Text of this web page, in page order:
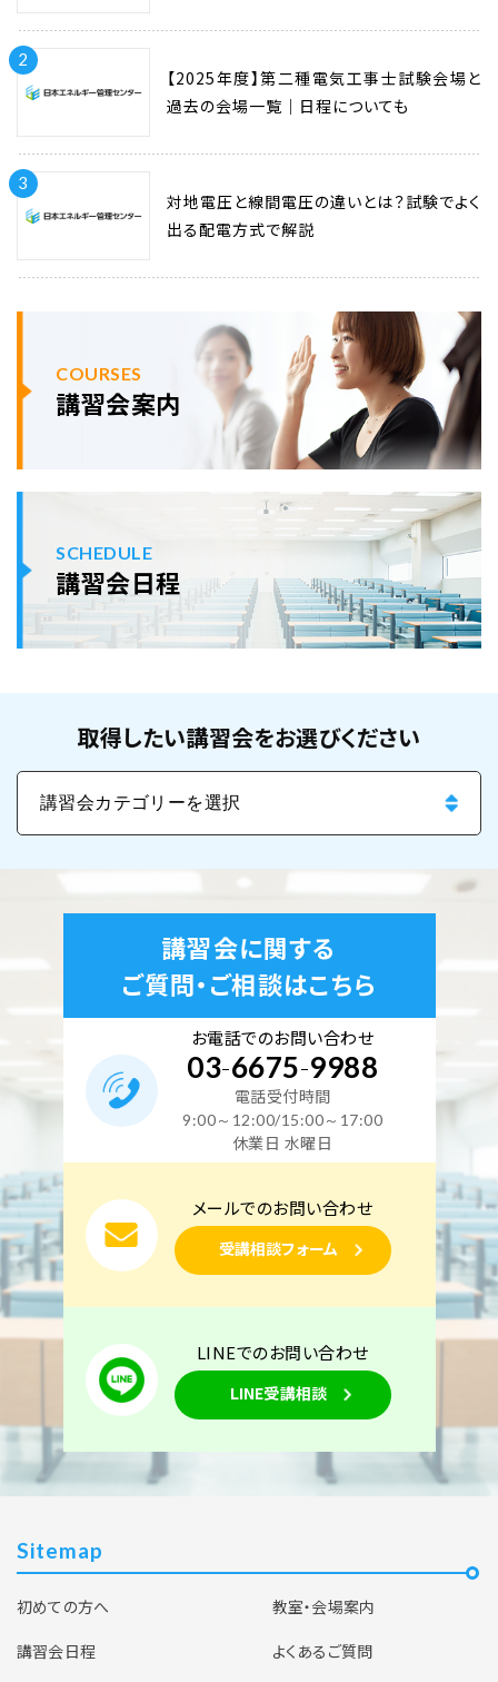
2
【2025年度】第二種電気工事士試験会場と
過去の会場一覧｜日程についても
3
対地電圧と線間電圧の違いとは？試験でよく
出る配電方式で解説
COURSES
講習会案内
SCHEDULE
講習会日程
取得したい講習会をお選びください
講習会に関する
ご質問・ご相談はこちら
お電話でのお問い合わせ
03-6675-9988
電話受付時間
9:00～12:00/15:00～17:00
休業日 水曜日
メールでのお問い合わせ
受講相談フォーム
LINEでのお問い合わせ
LINE受講相談
Sitemap
初めての方へ
教室・会場案内
講習会日程
よくあるご質問